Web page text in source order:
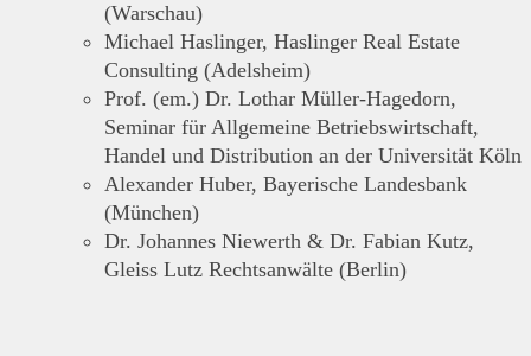
(Warschau)
Michael Haslinger, Haslinger Real Estate
Consulting (Adelsheim)
Prof. (em.) Dr. Lothar Müller-Hagedorn,
Seminar für Allgemeine Betriebswirtschaft,
Handel und Distribution an der Universität Köln
Alexander Huber, Bayerische Landesbank
(München)
Dr. Johannes Niewerth & Dr. Fabian Kutz,
Gleiss Lutz Rechtsanwälte (Berlin)